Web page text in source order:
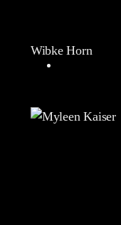
Wibke Horn